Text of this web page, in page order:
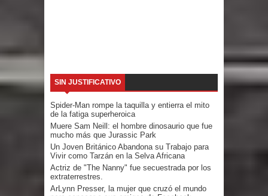
SIN JUSTIFICATIVO
Spider-Man rompe la taquilla y entierra el mito
de la fatiga superheroica
Muere Sam Neill: el hombre dinosaurio que fue
mucho más que Jurassic Park
Un Joven Británico Abandona su Trabajo para
Vivir como Tarzán en la Selva Africana
Actriz de "The Nanny" fue secuestrada por los
extraterrestres.
ArLynn Presser, la mujer que cruzó el mundo